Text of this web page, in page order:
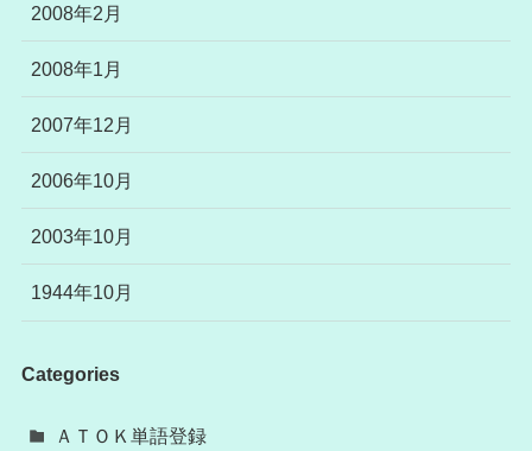
2008年2月
2008年1月
2007年12月
2006年10月
2003年10月
1944年10月
Categories
ＡＴＯＫ単語登録